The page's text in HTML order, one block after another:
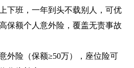
下班，一年到头不载别人，可优
保额个人意外险，覆盖无责事故
外险（保额≥50万），座位险可